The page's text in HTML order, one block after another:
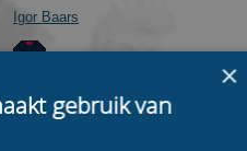
Igor Baars
Fred Schouwenaar
×
gebruik van